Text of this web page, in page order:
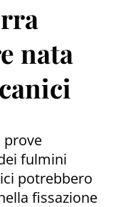
nata
prove
fulmini
potrebbero
fissazione